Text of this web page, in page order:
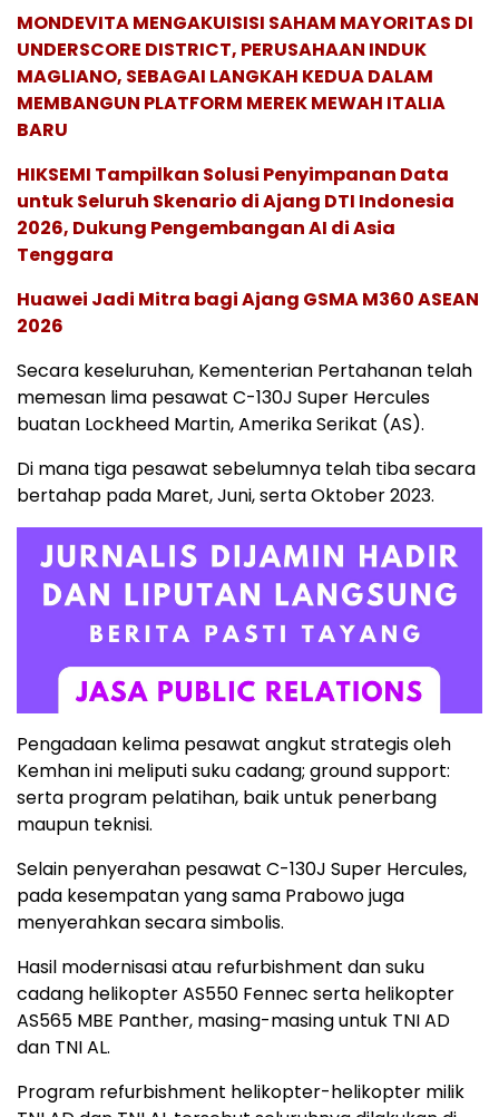
MONDEVITA MENGAKUISISI SAHAM MAYORITAS DI
UNDERSCORE DISTRICT, PERUSAHAAN INDUK
MAGLIANO, SEBAGAI LANGKAH KEDUA DALAM
MEMBANGUN PLATFORM MEREK MEWAH ITALIA
BARU
HIKSEMI Tampilkan Solusi Penyimpanan Data
untuk Seluruh Skenario di Ajang DTI Indonesia
2026, Dukung Pengembangan AI di Asia
Tenggara
Huawei Jadi Mitra bagi Ajang GSMA M360 ASEAN
2026
Secara keseluruhan, Kementerian Pertahanan telah
memesan lima pesawat C-130J Super Hercules
buatan Lockheed Martin, Amerika Serikat (AS).
Di mana tiga pesawat sebelumnya telah tiba secara
bertahap pada Maret, Juni, serta Oktober 2023.
Pengadaan kelima pesawat angkut strategis oleh
Kemhan ini meliputi suku cadang; ground support:
serta program pelatihan, baik untuk penerbang
maupun teknisi.
Selain penyerahan pesawat C-130J Super Hercules,
pada kesempatan yang sama Prabowo juga
menyerahkan secara simbolis.
Hasil modernisasi atau refurbishment dan suku
cadang helikopter AS550 Fennec serta helikopter
AS565 MBE Panther, masing-masing untuk TNI AD
dan TNI AL.
Program refurbishment helikopter-helikopter milik